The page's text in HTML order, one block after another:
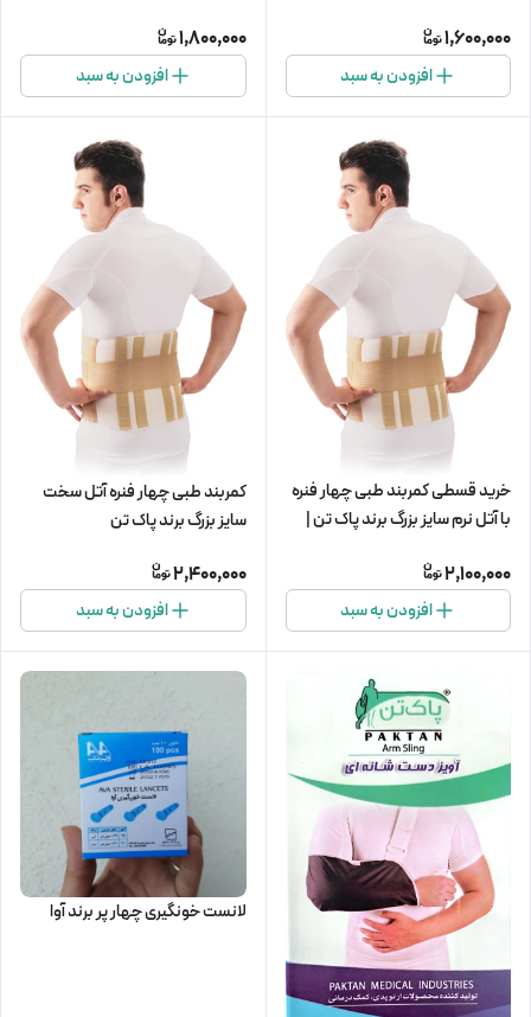
1,600,000
افزودن به سبد
1,800,000
افزودن به سبد
خرید قسطی کمربند طبی چهار فنره
با آتل نرم سایز بزرگ برند پاک تن |
2,100,000
افزودن به سبد
کمربند طبی چهار فنره آتل سخت
سایز بزرگ برند پاک تن
2,400,000
افزودن به سبد
لانست خونگیری چهار پر برند آوا